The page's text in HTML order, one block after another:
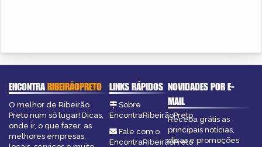
ENCONTRARIBEIRÃOPRETO
O melhor de Ribeirão
Preto num só lugar! Dicas,
onde ir, o que fazer, as
melhores empresas,
LINKS RÁPIDOS
Sobre
EncontraRibeirãoPreto
Fale com o
EncontraRibeirãoPreto
NOVIDADES POR E-
MAIL
Receba grátis as
principais notícias,
dicas e promoções